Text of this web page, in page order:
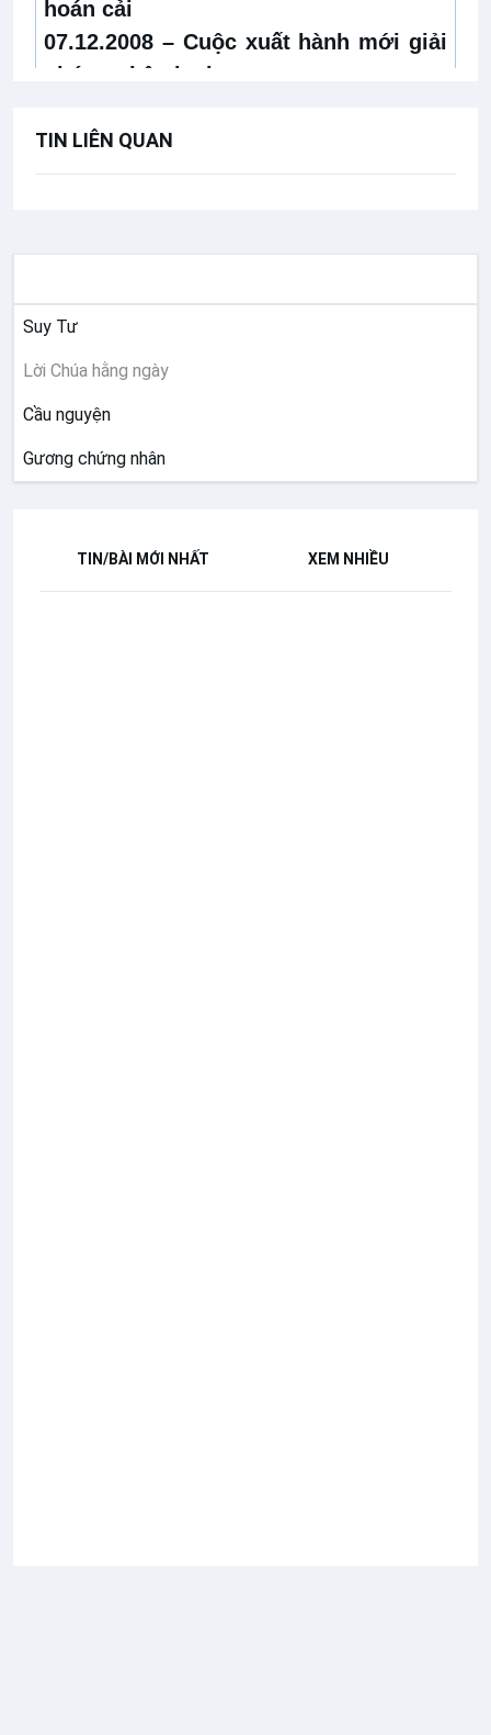
hoán cải
07.12.2008 – Cuộc xuất hành mới giải
phóng nhân loại
TIN LIÊN QUAN
Suy Tư
Lời Chúa hằng ngày
Cầu nguyện
Gương chứng nhân
TIN/BÀI MỚI NHẤT XEM NHIỀU